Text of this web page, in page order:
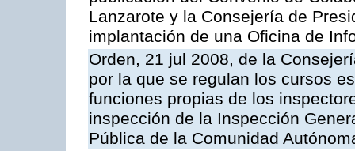
Lanzarote y la Consejería de
implantación de una Oficina de
Orden, 21 jul 2008, de la
por la que se regulan los cursos
funciones propias de los
inspección de la Inspección
Pública de la Comunidad